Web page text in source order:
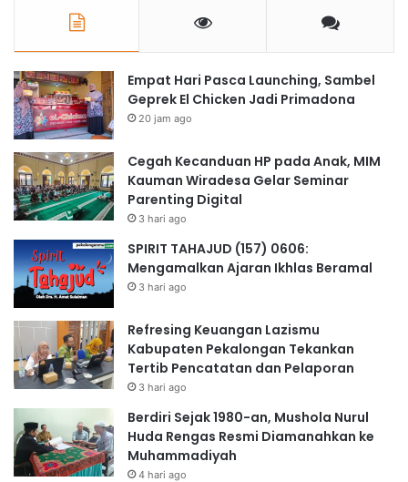
Empat Hari Pasca Launching, Sambel
Geprek El Chicken Jadi Primadona
20 jam ago
Cegah Kecanduan HP pada Anak, MIM
Kauman Wiradesa Gelar Seminar
Parenting Digital
3 hari ago
SPIRIT TAHAJUD (157) 0606:
Mengamalkan Ajaran Ikhlas Beramal
3 hari ago
Refresing Keuangan Lazismu
Kabupaten Pekalongan Tekankan
Tertib Pencatatan dan Pelaporan
3 hari ago
Berdiri Sejak 1980-an, Mushola Nurul
Huda Rengas Resmi Diamanahkan ke
Muhammadiyah
4 hari ago